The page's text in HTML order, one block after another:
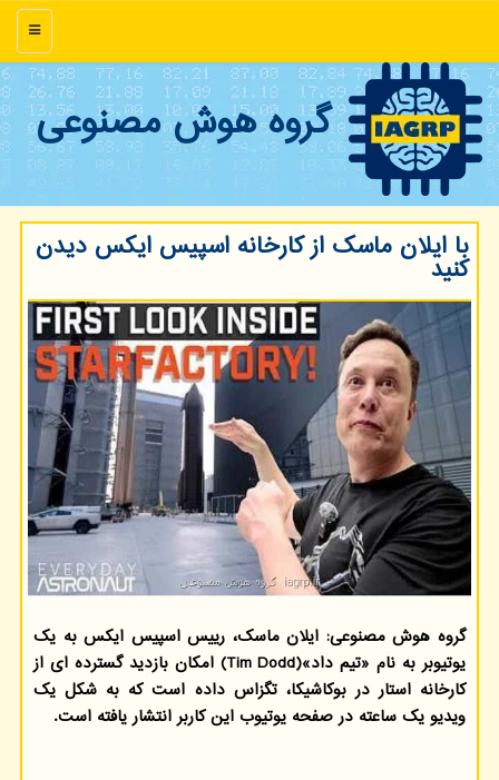
منو
گروه هوش مصنوعی
با ایلان ماسک از کارخانه اسپیس ایکس دیدن
کنید
گروه هوش مصنوعی: ایلان ماسک، رییس اسپیس ایکس به یک
یوتیوبر به نام «تیم داد»(Tim Dodd) امکان بازدید گسترده ای از
کارخانه استار در بوکاشیکا، تگزاس داده است که به شکل یک
ویدیو یک ساعته در صفحه یوتیوب این کاربر انتشار یافته است.